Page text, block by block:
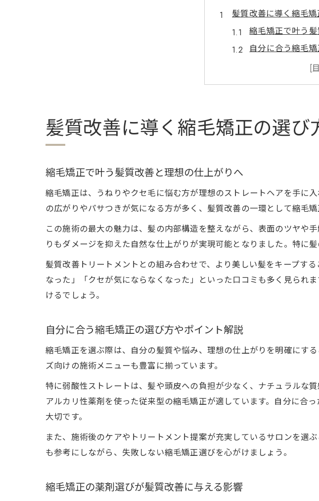
髪質改善に導く縮毛
縮毛矯正で叶う
自分に合う縮毛
縮毛矯正の薬剤
口コミで人気の
自然な艶と手触りを叶
弱酸性ストレート
縮毛矯正後の手
弱酸性ストレー
縮毛矯正と酸性スト
縮毛矯正と酸性
酸性ストレート
理想の仕上がりを目指
理想の仕上がり
縮毛矯正の仕上
縮毛矯正で叶うダメ
縮毛矯正でダメ
髪質改善に導く縮毛矯正の選び
縮毛矯正で叶う髪質改善と理想の仕上がりへ
縮毛矯正は、うねりやクセ毛に悩む方が理想のストレートヘアを手に
の広がりやパサつきが気になる方が多く、髪質改善の一環として縮毛矯
この施術の最大の魅力は、髪の内部構造を整えながら、表面のツヤや
りもダメージを抑えた自然な仕上がりが実現可能となりました。特に
髪質改善トリートメントとの組み合わせで、より美しい髪をキープす
なった」「クセが気にならなくなった」といった口コミも多く見られ
けるでしょう。
自分に合う縮毛矯正の選び方やポイント解説
縮毛矯正を選ぶ際は、自分の髪質や悩み、理想の仕上がりを明確にす
ズ向けの施術メニューも豊富に揃っています。
特に弱酸性ストレートは、髪や頭皮への負担が少なく、ナチュラルな
アルカリ性薬剤を使った従来型の縮毛矯正が適しています。自分に合
大切です。
また、施術後のケアやトリートメント提案が充実しているサロンを選
も参考にしながら、失敗しない縮毛矯正選びを心がけましょう。
縮毛矯正の薬剤選びが髪質改善に与える影響